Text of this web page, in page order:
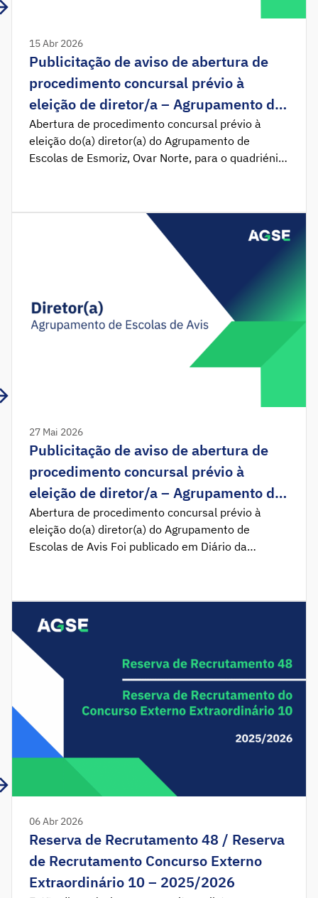
15 Abr 2026
Publicitação de aviso de abertura de
procedimento concursal prévio à
eleição de diretor/a – Agrupamento de
Escolas de Esmoriz, Ovar Norte
Abertura de procedimento concursal prévio à
eleição do(a) diretor(a) do Agrupamento de
Escolas de Esmoriz, Ovar Norte, para o quadriénio
abertura do procedimento concursal prévio à
eleição do(a) Diretor(a) do Agrupamento de
Escolas de Esmoriz, Ovar Norte. Nos termos do
27 Mai 2026
Publicitação de aviso de abertura de
procedimento concursal prévio à
eleição de diretor/a – Agrupamento de
Escolas de Avis
Abertura de procedimento concursal prévio à
eleição do(a) diretor(a) do Agrupamento de
Escolas de Avis Foi publicado em Diário da
prévio à eleição do(a) diretor(a) do Agrupamento
de Escolas de Avis. Nos termos dos artigos 21.º,
22.º e 22.º-A do Decreto-Lei n.º 75/2008, de 22
[…]
06 Abr 2026
Reserva de Recrutamento 48 / Reserva
de Recrutamento Concurso Externo
Extraordinário 10 – 2025/2026